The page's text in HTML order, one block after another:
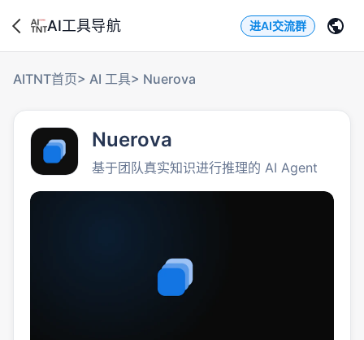
AI工具导航 进AI交流群
AITNT首页> AI 工具> Nuerova
Nuerova
基于团队真实知识进行推理的 AI Agent